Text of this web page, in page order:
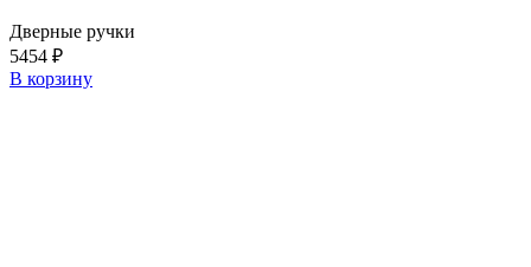
Дверные ручки
5454 ₽
В корзину